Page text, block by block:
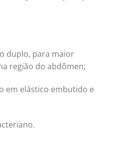
duplo, para maior
região do abdômen;
em elástico embutido e